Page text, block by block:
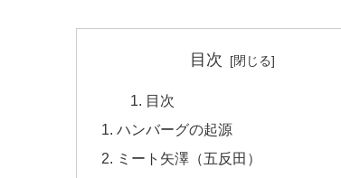
目次
目次
ハンバーグの起源
ミート矢澤（五反田）